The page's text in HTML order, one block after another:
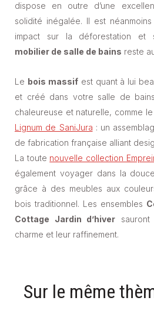
dispose en outre d’une
solidité inégalée. Il est
impact sur la déforestation et
mobilier de salle de bains reste
Le bois massifest quant à lui
et créé dans votre salle de
chaleureuse et naturelle, comme
Lignum de SaniJura : un
de fabrication française alliant
La toute nouvelle collection
également voyager dans la
grâce à des meubles aux
bois traditionnel. Les ensembles
Cottage Jardin d’hiver
charme et leur raffinement.
Sur le même